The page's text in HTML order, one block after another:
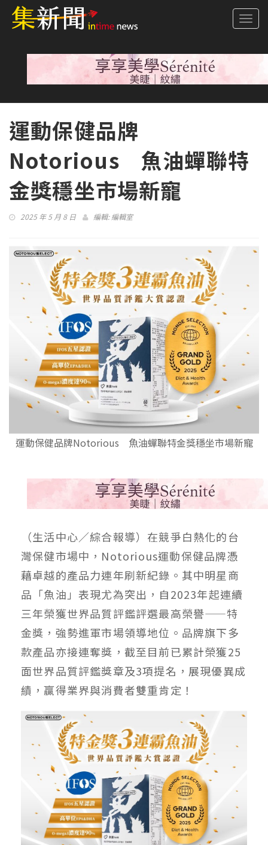
運動保健品牌
Notorious 魚油蟬聯特
金獎穩坐市場新寵
2025 年 5 月 8 日 編輯:編輯室
運動保健品牌Notorious 魚油蟬聯特金獎穩坐市場新寵
（生活中心／綜合報導）在競爭白熱化的台
灣保健市場中，Notorious運動保健品牌憑
藉卓越的產品力連年刷新紀錄。其中明星商
品「魚油」表現尤為突出，自2023年起連續
三年榮獲世界品質評鑑評選最高榮譽——特
金獎，強勢進軍市場領導地位。品牌旗下多
款產品亦接連奪獎，截至目前已累計榮獲25
面世界品質評鑑獎章及3項提名，展現優異成
績，贏得業界與消費者雙重肯定！